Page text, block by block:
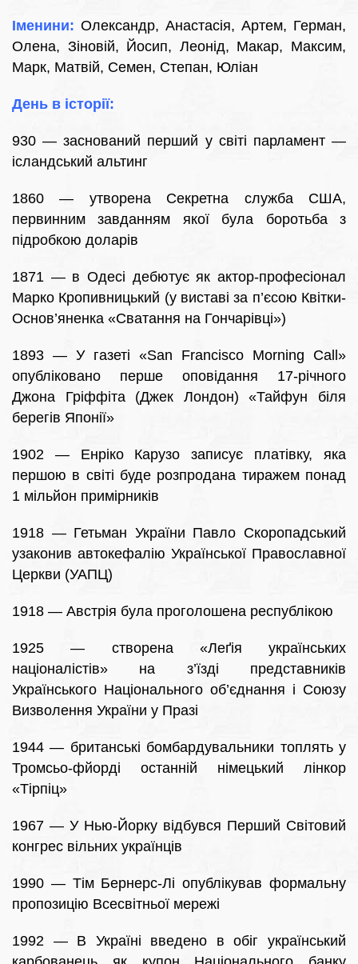
Іменини: Олександр, Анастасія, Артем, Герман,
Олена, Зіновій, Йосип, Леонід, Макар, Максим,
Марк, Матвій, Семен, Степан, Юліан
День в історії:
930 — заснований перший у світі парламент —
ісландський альтинг
1860 — утворена Секретна служба США,
первинним завданням якої була боротьба з
підробкою доларів
1871 — в Одесі дебютує як актор-професіонал
Марко Кропивницький (у виставі за п’єсою Квітки-
Основ’яненка «Сватання на Гончарівці»)
1893 — У газеті «San Francisco Morning Call»
опубліковано перше оповідання 17-річного
Джона Гріффіта (Джек Лондон) «Тайфун біля
берегів Японії»
1902 — Енріко Карузо записує платівку, яка
першою в світі буде розпродана тиражем понад
1 мільйон примірників
1918 — Гетьман України Павло Скоропадський
узаконив автокефалію Української Православної
Церкви (УАПЦ)
1918 — Австрія була проголошена республікою
1925 — створена «Леґія українських
націоналістів» на з’їзді представників
Українського Національного об’єднання i Союзу
Визволення України у Празі
1944 — британські бомбардувальники топлять у
Тромсьо-фйорді останній німецький лінкор
«Тірпіц»
1967 — У Нью-Йорку відбувся Перший Світовий
конгрес вільних українців
1990 — Тім Бернерс-Лі опублікував формальну
пропозицію Всесвітньої мережі
1992 — В Україні введено в обіг український